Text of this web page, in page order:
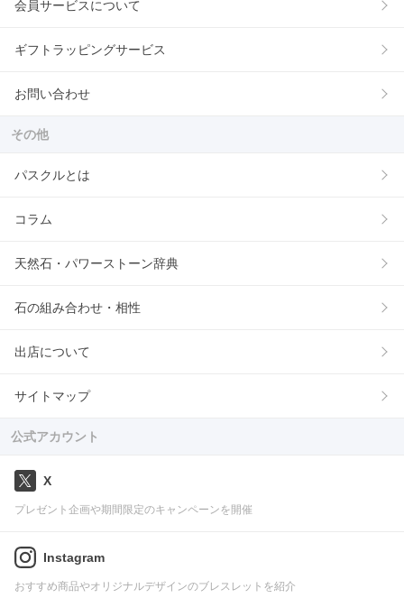
会員サービスについて
ギフトラッピングサービス
お問い合わせ
その他
パスクルとは
コラム
天然石・パワーストーン辞典
石の組み合わせ・相性
出店について
サイトマップ
公式アカウント
X
プレゼント企画や期間限定のキャンペーンを開催
Instagram
おすすめ商品やオリジナルデザインのブレスレットを紹介